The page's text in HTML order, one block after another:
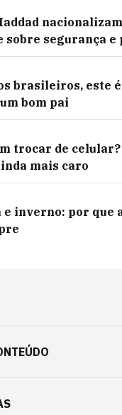
sobre segurança
brasileiros, este
bom pai
trocar de
mais caro
e inverno: por que